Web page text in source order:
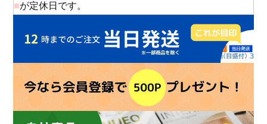
■が定休日です。